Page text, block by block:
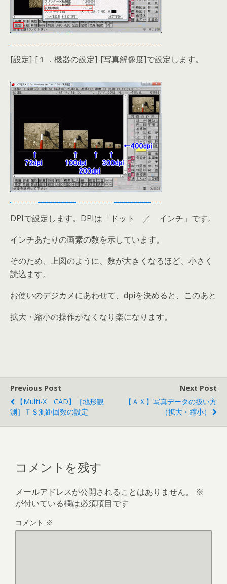
[設定]-[１．機器の設定]-[写真解像度]で設定します。
DPIで設定します。DPIは「ドット ／ インチ」です。
インチあたりの画素の数を示しています。
そのため、上図のように、数が大きくなるほど、小さく
読込ます。
お使いのデジカメにあわせて、dpiを決めると、このあと
拡大・縮小の操作がなくなり楽になります。
Previous Post
【Multi-X CAD】［地形観
測］ＴＳ測距回数の設定
Next Post
【ＡＸ】写真データの扱い方
（拡大・縮小）
コメントを残す
メールアドレスが公開されることはありません。
※
が付いている欄は必須項目です
コメント ※